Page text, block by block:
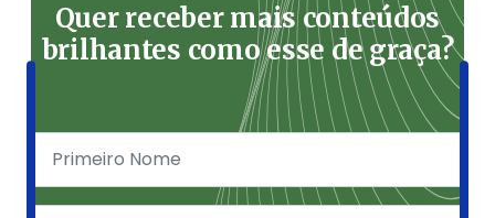
Quer receber mais conteúdos
brilhantes como esse de graça?